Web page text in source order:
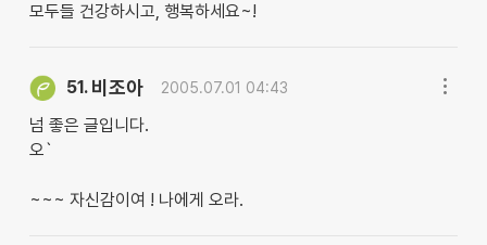
모두들 건강하시고, 행복하세요~!
51. 비조아 2005.07.01 04:43
넘 좋은 글입니다.
오`
~~~ 자신감이여 ! 나에게 오라.